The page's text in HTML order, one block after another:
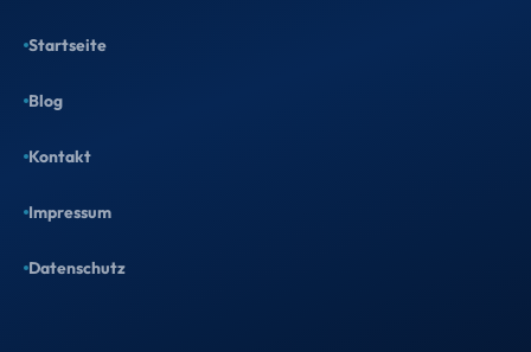
Startseite
Blog
Kontakt
Impressum
Datenschutz